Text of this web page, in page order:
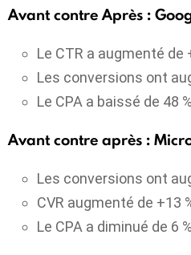
Avant contre Après :
Le CTR a augmenté de
Les conversions ont
Le CPA a baissé de 48 %
Avant contre après :
Les conversions ont
CVR augmenté de +13
Le CPA a diminué de 6 %